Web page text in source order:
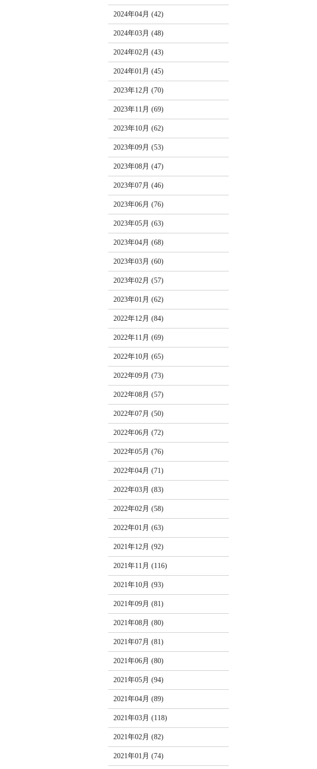
2024年04月 (42)
2024年03月 (48)
2024年02月 (43)
2024年01月 (45)
2023年12月 (70)
2023年11月 (69)
2023年10月 (62)
2023年09月 (53)
2023年08月 (47)
2023年07月 (46)
2023年06月 (76)
2023年05月 (63)
2023年04月 (68)
2023年03月 (60)
2023年02月 (57)
2023年01月 (62)
2022年12月 (84)
2022年11月 (69)
2022年10月 (65)
2022年09月 (73)
2022年08月 (57)
2022年07月 (50)
2022年06月 (72)
2022年05月 (76)
2022年04月 (71)
2022年03月 (83)
2022年02月 (58)
2022年01月 (63)
2021年12月 (92)
2021年11月 (116)
2021年10月 (93)
2021年09月 (81)
2021年08月 (80)
2021年07月 (81)
2021年06月 (80)
2021年05月 (94)
2021年04月 (89)
2021年03月 (118)
2021年02月 (82)
2021年01月 (74)